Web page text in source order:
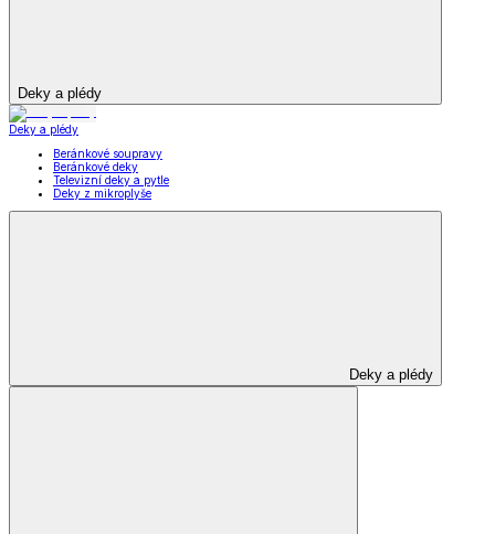
Deky a plédy
Deky a plédy
Beránkové soupravy
Beránkové deky
Televizní deky a pytle
Deky z mikroplyše
Deky a plédy